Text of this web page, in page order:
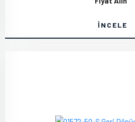
İNCELE